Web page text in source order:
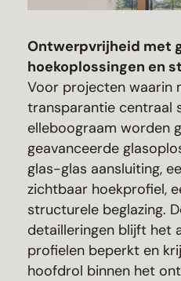
Ontwerpvrijheid met
hoekoplossingen en
Voor projecten waarin
transparantie centraal
elleboograam worden
geavanceerde
glas-glas aansluiting,
zichtbaar hoekprofiel,
structurele beglazing.
detailleringen blijft het
profielen beperkt en
hoofdrol binnen het